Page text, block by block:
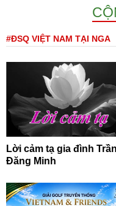
#ĐSQ VIỆT NAM TẠI NGA
Lời cảm tạ gia đình Trần
Đăng Minh